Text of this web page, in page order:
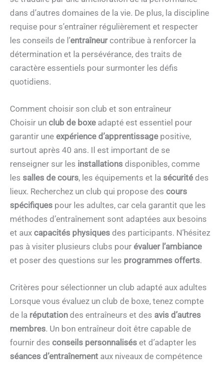
dans d’autres domaines de la vie. De plus, la discipline
requise pour s’entraîner régulièrement et respecter
les conseils de l’entraîneurcontribue à renforcer la
détermination et la persévérance, des traits de
caractère essentiels pour surmonter les défis
quotidiens.
Comment choisir son club et son entraîneur
Choisir un club de boxe adapté est essentiel pour
garantir une expérience d’apprentissage positive,
surtout après 40 ans. Il est important de se
renseigner sur les installations disponibles, comme
les salles de cours, les équipements et la sécurité des
lieux. Recherchez un club qui propose des cours
spécifiques pour les adultes, car cela garantit que les
méthodes d’entraînement sont adaptées aux besoins
et aux capacités physiques des participants. N’hésitez
pas à visiter plusieurs clubs pour évaluer l’ambiance
et poser des questions sur les programmes offerts.
Critères pour sélectionner un club adapté aux adultes
Lorsque vous évaluez un club de boxe, tenez compte
de la réputation des entraîneurs et des avis d’autres
membres. Un bon entraîneur doit être capable de
fournir des conseils personnalisés et d’adapter les
séances d’entraînement aux niveaux de compétence